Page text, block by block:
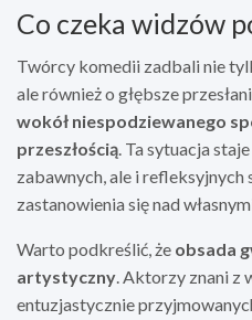
Co czeka widzów
Twórcy komedii zadbali nie
ale również o głębsze
wokół niespodziewanego
przeszłością. Ta sytuacja
zabawnych, ale i refleksyjnych
zastanowienia się nad
Warto podkreślić, że obsada
artystyczny. Aktorzy znani z
entuzjastycznie